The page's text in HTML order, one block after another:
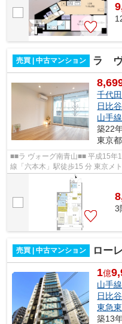
売買 | 中古マンション ラ ヴ
千代
日比
山手線
築22
東京都
■■ラ ヴォーグ南青山■■ 平成15年10月完成 東京メトロ日比谷線、都営大江戸
線「六本木」駅徒歩15 分 東京メ
徒歩15 分 JR 山手線、埼京線、湘
3
売買 | 中古マンション ロー
1億
山手線
日比
東急
築13